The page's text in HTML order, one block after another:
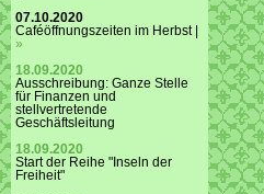
07.10.2020
Caféöffnungszeiten im Herbst |
»
18.09.2020
Ausschreibung: Ganze Stelle
für Finanzen und
stellvertretende
Geschäftsleitung
18.09.2020
Start der Reihe "Inseln der
Freiheit"